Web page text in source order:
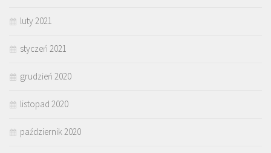
luty 2021
styczeń 2021
grudzień 2020
listopad 2020
październik 2020